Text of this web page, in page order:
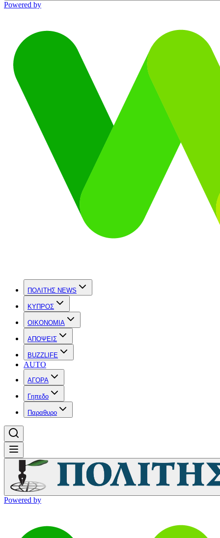
Powered by
ΠΟΛΙΤΗΣ NEWS
ΚΥΠΡΟΣ
OIKONOMIA
ΑΠΟΨΕΙΣ
BUZZLIFE
AUTO
ΑΓΟΡΑ
Γηπεδο
Παραθυρο
Powered by